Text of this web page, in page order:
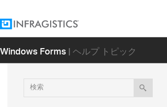
Windows Forms| ヘルプ トピック
検
索
EditorWithComboUIElement
EditorWithMask
概要
EditorWithMask コンストラク
タ